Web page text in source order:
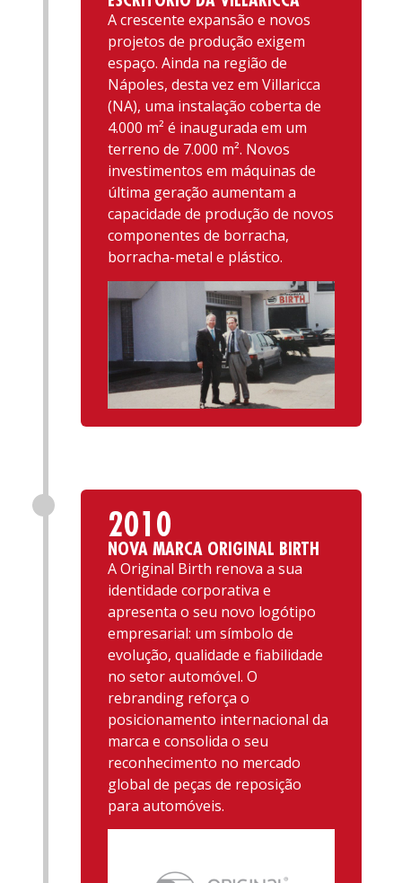
A crescente expansão e novos
projetos de produção exigem
espaço. Ainda na região de
Nápoles, desta vez em Villaricca
(NA), uma instalação coberta de
4.000 m² é inaugurada em um
terreno de 7.000 m². Novos
investimentos em máquinas de
última geração aumentam a
capacidade de produção de novos
componentes de borracha,
borracha-metal e plástico.
2010
NOVA MARCA ORIGINAL BIRTH
A Original Birth renova a sua
identidade corporativa e
apresenta o seu novo logótipo
empresarial: um símbolo de
evolução, qualidade e fiabilidade
no setor automóvel. O
rebranding reforça o
posicionamento internacional da
marca e consolida o seu
reconhecimento no mercado
global de peças de reposição
para automóveis.